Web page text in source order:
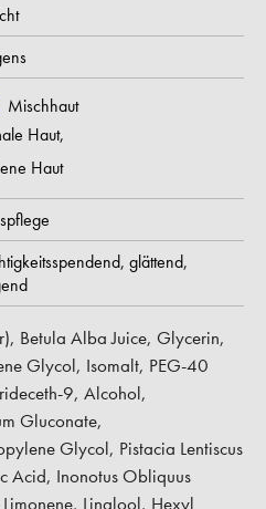
Mischhaut
Haut,
Haut
glättend,
Betula Alba Juice, Glycerin,
Glycol, Isomalt, PEG-40
9, Alcohol,
Gluconate,
Glycol, Pistacia Lentiscus
Acid, Inonotus Obliquus
Linalool, Hexyl